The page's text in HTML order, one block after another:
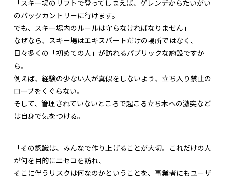
「スキー場のリフトで登ってしまえば、ゲレンデからたいがい
のバックカントリーに行けます。
でも、スキー場内のルールは守らなければなりません」
なぜなら、スキー場はエキスパートだけの場所ではなく、
日々多くの「初めての人」が訪れるパブリックな施設ですか
ら。
例えば、経験の少ない人が真似をしないよう、立ち入り禁止の
ロープをくぐらない。
そして、管理されていないところで起こる立ち木への激突など
は自身で気をつける。
「その認識は、みんなで作り上げることが大切。これだけの人
が何を目的にニセコを訪れ、
そこに伴うリスクは何なのかということを、事業者にもユーザ